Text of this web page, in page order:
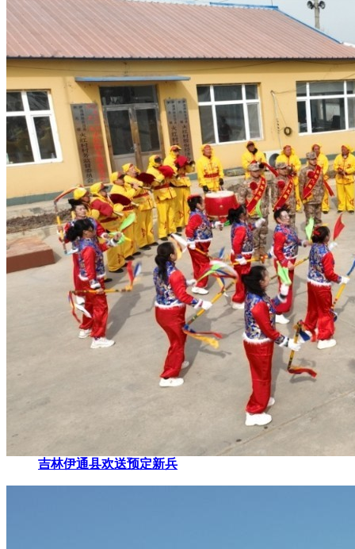
吉林伊通县欢送预定新兵